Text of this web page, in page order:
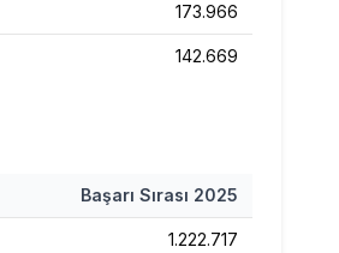
173.966
142.669
Başarı Sırası 2025
1.222.717